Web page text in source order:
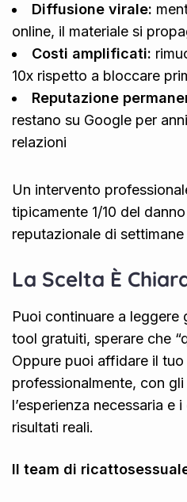
Diffusione virale:
online, il materiale si
Costi amplificati:
10x rispetto a bloccare
Reputazione
restano su Google per
relazioni
Un intervento
tipicamente 1/10 del
reputazionale di
La Scelta È
Puoi continuare a leggere
tool gratuiti, sperare che
Oppure puoi affidare il
professionalmente, con
l’esperienza necessaria e
risultati reali.
Il team di